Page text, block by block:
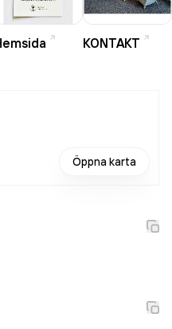
även i krisreaktioner och
Första hjälpen. Erbjuder
där samtalen gör skillnad!
KONTAKT
Öppna karta